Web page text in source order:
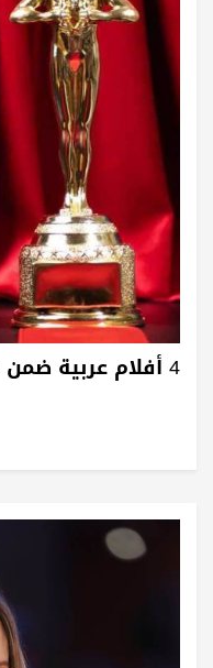
4 أفلام عربية ضمن سباق الأوسكار